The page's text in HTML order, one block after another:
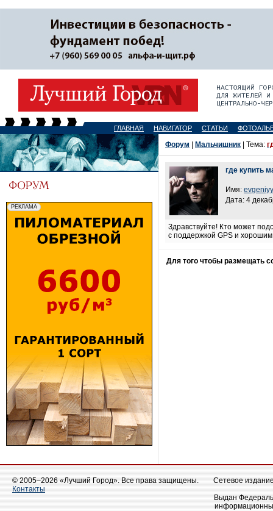
ГЛАВНАЯ НАВИГАТОР СТАТЬИ
Форум Мальчишник | Тема:
где купить
Имя: evgeniyy
Дата: 4
Здравствуйте! Кто может
с поддержкой GPS и
Для того чтобы размещать
© 2005–2026 «Лучший Город». Все права защищены.
Контакты
Сетевое
Выдан